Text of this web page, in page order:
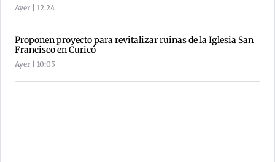
Ayer | 12:24
Proponen proyecto para revitalizar ruinas de la Iglesia San
Francisco en Curicó
Ayer | 10:05